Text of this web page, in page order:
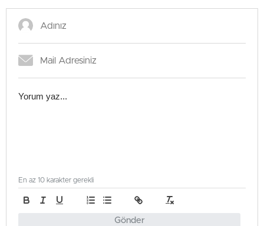
Gönder
En az 10 karakter gerekli